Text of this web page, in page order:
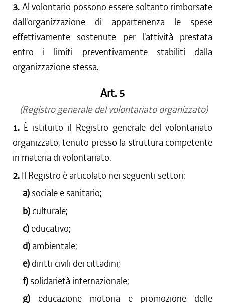
3. Al volontario possono essere soltanto rimborsate
dall'organizzazione di appartenenza le spese
effettivamente sostenute per l'attività prestata
entro i limiti preventivamente stabiliti dalla
organizzazione stessa.
Art. 5
(Registro generale del volontariato organizzato)
1. È istituito il Registro generale del volontariato
organizzato, tenuto presso la struttura competente
in materia di volontariato.
2. Il Registro è articolato nei seguenti settori:
a) sociale e sanitario;
b) culturale;
c) educativo;
d) ambientale;
e) diritti civili dei cittadini;
f) solidarietà internazionale;
g) educazione motoria e promozione delle